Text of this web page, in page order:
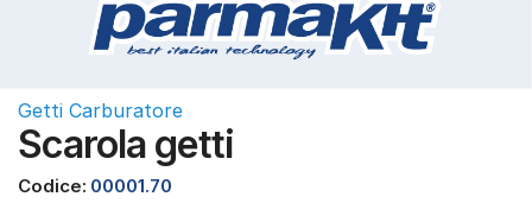
Getti Carburatore
Scarola getti
Codice: 00001.70